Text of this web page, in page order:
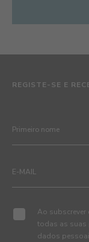
REGISTE-SE E
Ao subscrever
todas as suas
dados